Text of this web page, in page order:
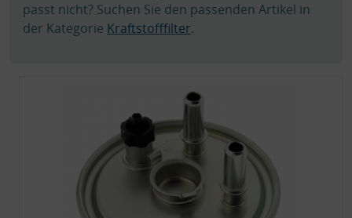
passt nicht? Suchen Sie den passenden Artikel in
der Kategorie Kraftstofffilter.